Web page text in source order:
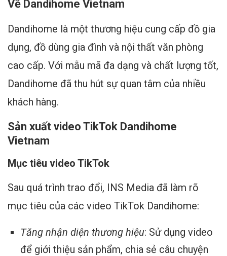
Về Dandihome Vietnam
Dandihome là một thương hiệu cung cấp đồ gia
dụng, đồ dùng gia đình và nội thất văn phòng
cao cấp. Với mẫu mã đa dạng và chất lượng tốt,
Dandihome đã thu hút sự quan tâm của nhiều
khách hàng.
Sản xuất video TikTok Dandihome
Vietnam
Mục tiêu video TikTok
Sau quá trình trao đổi, INS Media đã làm rõ
mục tiêu của các video TikTok Dandihome:
Tăng nhận diện thương hiệu: Sử dụng video
để giới thiệu sản phẩm, chia sẻ câu chuyện